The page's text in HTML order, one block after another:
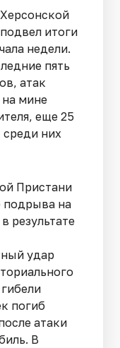
итоги
недели.
пять
атак
мине
еще 25
среди них
Пристани
подрыва на
результате
удар
погиб
атаки
В